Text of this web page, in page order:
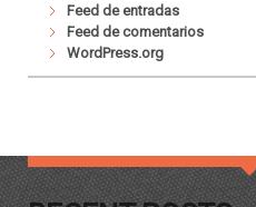
Feed de entradas
Feed de comentarios
WordPress.org